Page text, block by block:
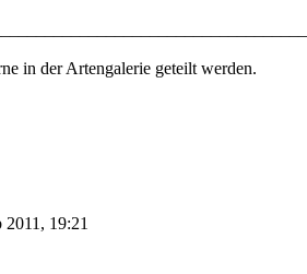
in der Artengalerie geteilt werden.
2011, 19:21